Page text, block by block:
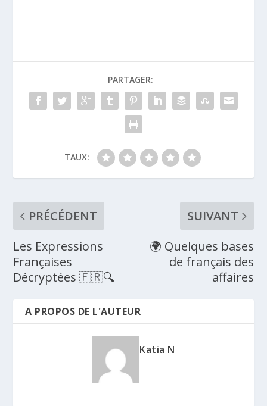
PARTAGER:
TAUX:
PRÉCÉDENT
Les Expressions
Françaises
Décryptées 🇫🇷🔍
SUIVANT
🌍 Quelques bases
de français des
affaires
A PROPOS DE L'AUTEUR
Katia N